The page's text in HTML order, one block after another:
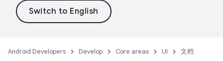
Android Developers Develop Core areas UI 文档